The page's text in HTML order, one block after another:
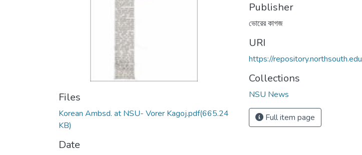
Files
Korean Ambsd. at NSU- Vorer Kagoj.pdf(665.24
KB)
Date
Publisher
ভোরের কাগজ
URI
https://
Collections
NSU News
Full item page